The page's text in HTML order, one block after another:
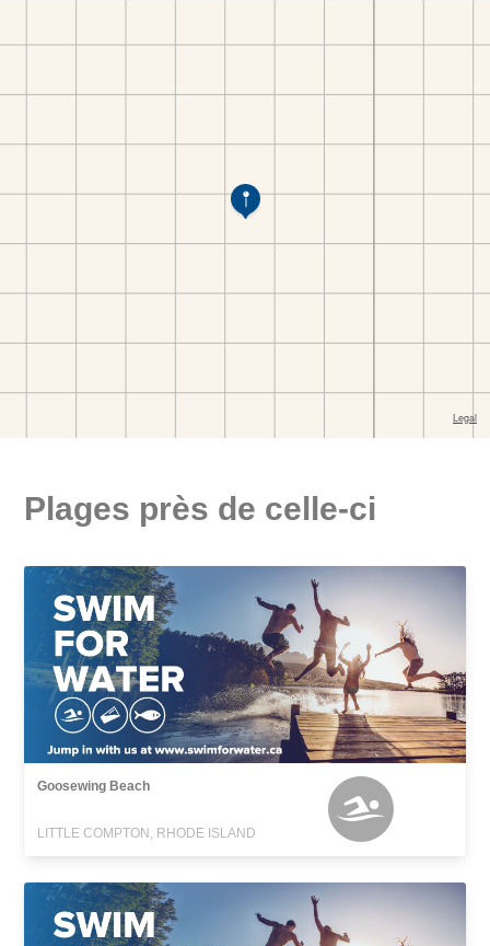
Plages près de celle-ci
Goosewing Beach
LITTLE COMPTON, RHODE ISLAND